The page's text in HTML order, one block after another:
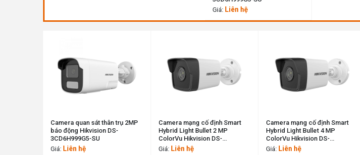
Giá: Liên hệ
Camera quan sát thân trụ 2MP
báo động Hikvision DS-
3CD6H999G5-SU
Giá: Liên hệ
Camera mạng cố định Smart
Hybrid Light Bullet 2 MP
ColorVu Hikvision DS-
2CD3028PB-ILS
Giá: Liên hệ
Camera mạng cố định Smart
Hybrid Light Bullet 4 MP
ColorVu Hikvision DS-
2CD2028PB-ILS
Giá: Liên hệ